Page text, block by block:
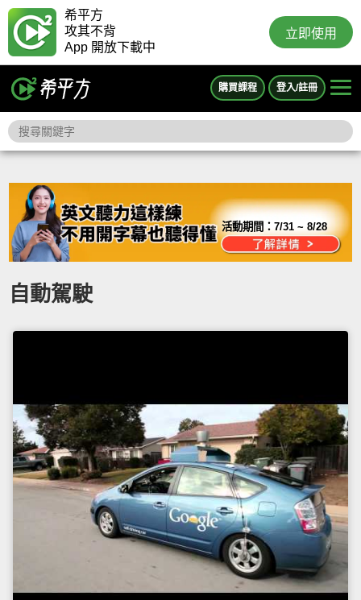
希平方
攻其不背
App 開放下載中
立即使用
購買課程 登入/註冊
活動期間：7/31 ~ 8/28
自動駕駛